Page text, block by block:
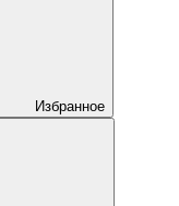
Избранное